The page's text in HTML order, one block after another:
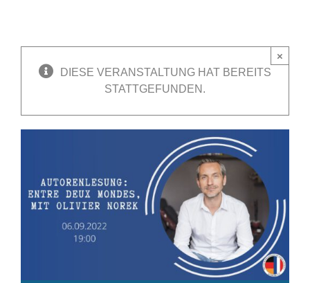
DIESE VERANSTALTUNG HAT BEREITS
STATTGEFUNDEN.
×